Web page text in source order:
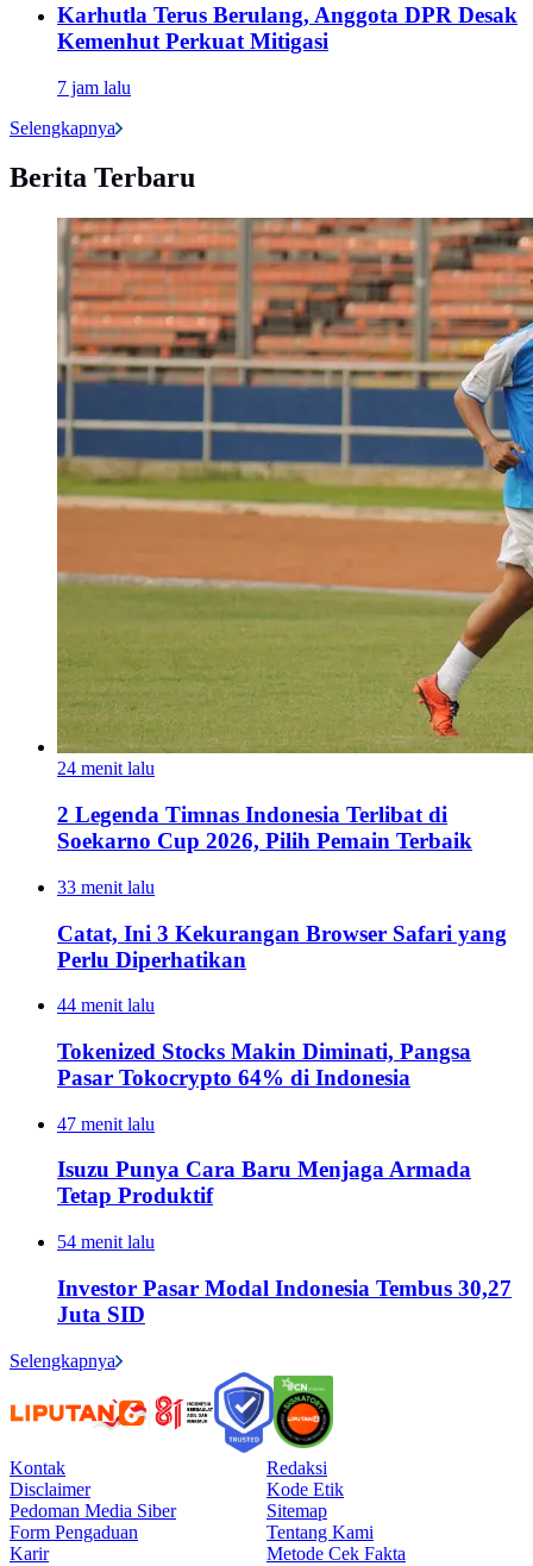
Karhutla Terus Berulang, Anggota DPR Desak
Kemenhut Perkuat Mitigasi
7 jam lalu
Selengkapnya
Berita Terbaru
24 menit lalu
2 Legenda Timnas Indonesia Terlibat di
Soekarno Cup 2026, Pilih Pemain Terbaik
33 menit lalu
Catat, Ini 3 Kekurangan Browser Safari yang
Perlu Diperhatikan
44 menit lalu
Tokenized Stocks Makin Diminati, Pangsa
Pasar Tokocrypto 64% di Indonesia
47 menit lalu
Isuzu Punya Cara Baru Menjaga Armada
Tetap Produktif
54 menit lalu
Investor Pasar Modal Indonesia Tembus 30,27
Juta SID
Selengkapnya
Kontak
Redaksi
Disclaimer
Kode Etik
Pedoman Media Siber
Sitemap
Form Pengaduan
Tentang Kami
Karir
Metode Cek Fakta